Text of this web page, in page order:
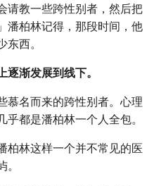
请教一些跨性别者，然后把
潘柏林记得，那段时间，他
西。
渐发展到线下。
慕名而来的跨性别者。心理
都是潘柏林一个人全包。
柏林这样一个并不常见的医